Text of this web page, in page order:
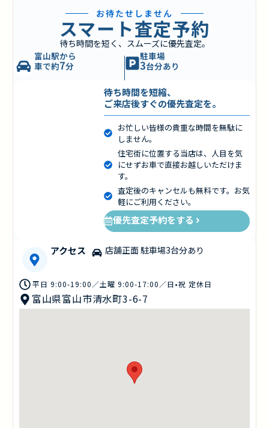
お待たせしません
スマート査定予約
待ち時間を短く、スムーズに優先査定。
富山駅から
車で約7分
駐車場
3台分あり
待ち時間を短縮、
ご来店後すぐの優先査定を。
お忙しい皆様の貴重な時間を無駄に
しません。
住宅街に位置する当店は、人目を気
にせずお車で直接お越しいただけま
す。
査定後のキャンセルも無料です。お気
軽にご利用ください。
優先査定予約をする
アクセス 店舗正面 駐車場3台分あり
平日 9:00-19:00／土曜 9:00-17:00／日•祝 定休日
富山県富山市清水町3-6-7